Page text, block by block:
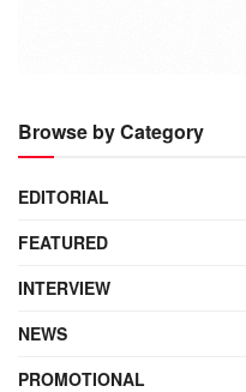
Browse by Category
EDITORIAL
FEATURED
INTERVIEW
NEWS
PROMOTIONAL